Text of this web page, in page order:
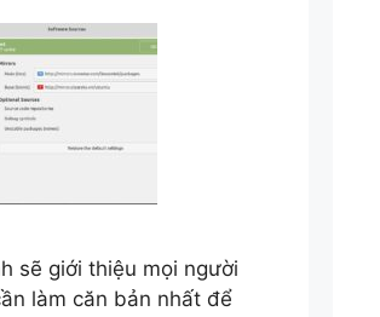
sẽ giới thiệu mọi người
làm căn bản nhất để